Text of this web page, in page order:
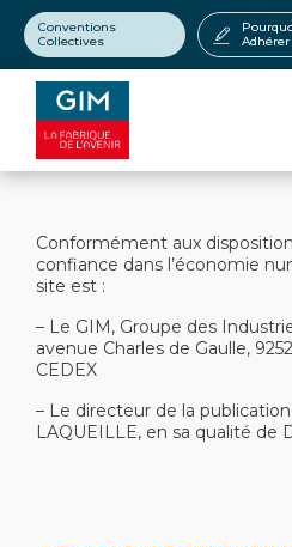
Conventions
Collectives
Adhérer
MENTIONS
Conformément aux
confiance dans l’économie
site est :
– Le GIM, Groupe des
avenue Charles de Gaulle,
CEDEX
– Le directeur de la
LAQUEILLE, en sa qualité de